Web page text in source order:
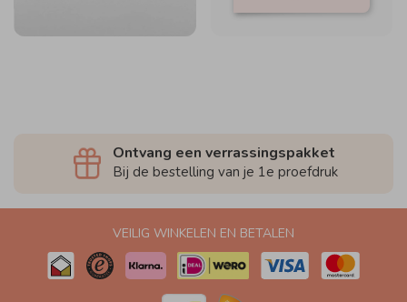
Ontvang een verrassingspakket
Bij de bestelling van je 1e proefdruk
VEILIG WINKELEN EN BETALEN